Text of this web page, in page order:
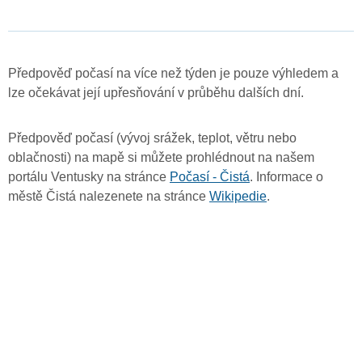
Předpověď počasí na více než týden je pouze výhledem a
lze očekávat její upřesňování v průběhu dalších dní.
Předpověď počasí (vývoj srážek, teplot, větru nebo
oblačnosti) na mapě si můžete prohlédnout na našem
portálu Ventusky na stránce Počasí - Čistá. Informace o
městě Čistá nalezenete na stránce Wikipedie.